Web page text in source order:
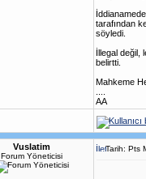
tarafından
söyledi.
İllegal değil,
belirtti.
Mahkeme
AA
Vuslatim
Forum Yöneticisi
Tarih: Pts